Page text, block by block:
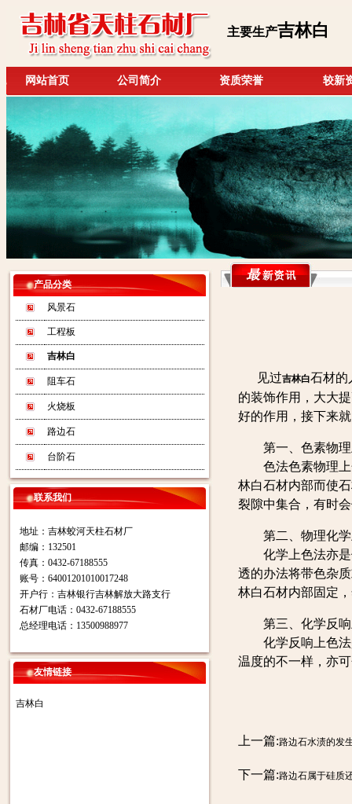
主要生产吉林白
网站首页 公司简介 资质荣誉 较新
产品分类
风景石
工程板
吉林白
阻车石
火烧板
路边石
台阶石
联系我们
地址：吉林蛟河天柱石材厂
邮编：132501
传真：0432-67188555
账号：64001201010017248
开户行：吉林银行吉林解放大路支行
石材厂电话：0432-67188555
总经理电话：13500988977
友情链接
吉林白
见过吉林白石材的
的装饰作用，大大
好的作用，接下来
第一、色素物理
色法色素物理上
林白石材内部而使
裂隙中集合，有时
第二、物理化学
化学上色法亦是
透的办法将带色杂
林白石材内部固定
第三、化学反响
化学反响上色法
温度的不一样，亦
上一篇:路边石水渍的发
下一篇:路边石属于硅质